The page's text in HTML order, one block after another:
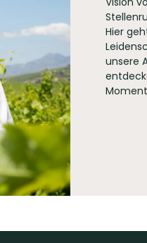
Hier
unsere